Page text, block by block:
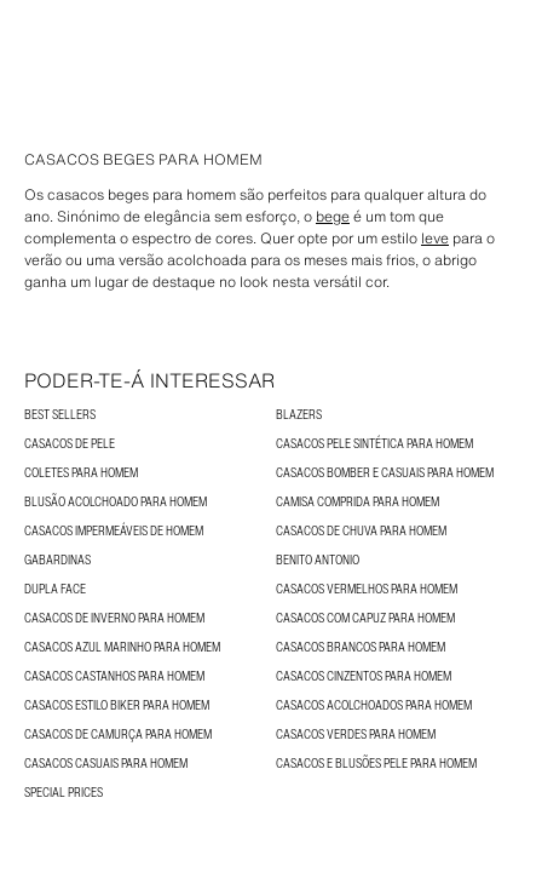
CASACOS BEGES PARA HOMEM
Os casacos beges para homem são perfeitos para qualquer altura do
ano. Sinónimo de elegância sem esforço, o begeé um tom que
complementa o espectro de cores. Quer opte por um estilo leve para o
verão ou uma versão acolchoada para os meses mais frios, o abrigo
ganha um lugar de destaque no look nesta versátil cor.
PODER-TE-Á INTERESSAR
BEST SELLERS
BLAZERS
CASACOS DE PELE
CASACOS PELE SINTÉTICA PARA HOMEM
COLETES PARA HOMEM
CASACOS BOMBER E CASUAIS PARA HOMEM
BLUSÃO ACOLCHOADO PARA HOMEM
CAMISA COMPRIDA PARA HOMEM
CASACOS IMPERMEÁVEIS DE HOMEM
CASACOS DE CHUVA PARA HOMEM
GABARDINAS
BENITO ANTONIO
DUPLA FACE
CASACOS VERMELHOS PARA HOMEM
CASACOS DE INVERNO PARA HOMEM
CASACOS COM CAPUZ PARA HOMEM
CASACOS AZUL MARINHO PARA HOMEM
CASACOS BRANCOS PARA HOMEM
CASACOS CASTANHOS PARA HOMEM
CASACOS CINZENTOS PARA HOMEM
CASACOS ESTILO BIKER PARA HOMEM
CASACOS ACOLCHOADOS PARA HOMEM
CASACOS DE CAMURÇA PARA HOMEM
CASACOS VERDES PARA HOMEM
CASACOS CASUAIS PARA HOMEM
CASACOS E BLUSÕES PELE PARA HOMEM
SPECIAL PRICES